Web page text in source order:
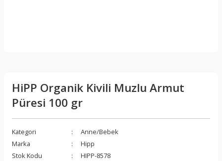
HiPP Organik Kivili Muzlu Armut
Püresi 100 gr
Kategori
Anne/Bebek
Marka
Hipp
Stok Kodu
HIPP-8578